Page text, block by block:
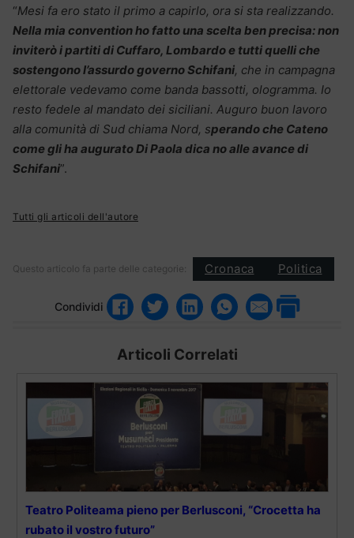
“Mesi fa ero stato il primo a capirlo, ora si sta realizzando.
Nella mia convention ho fatto una scelta ben precisa: non
inviterò i partiti di Cuffaro, Lombardo e tutti quelli che
sostengono l’assurdo governo Schifani, che in campagna
elettorale vedevamo come banda bassotti, ologramma. Io
resto fedele al mandato dei siciliani. Auguro buon lavoro
alla comunità di Sud chiama Nord, sperando che Cateno
come gli ha augurato Di Paola dica no alle avance di
Schifani”.
Tutti gli articoli dell'autore
Questo articolo fa parte delle categorie: Cronaca Politica
Condividi
Articoli Correlati
Teatro Politeama pieno per Berlusconi, “Crocetta ha
rubato il vostro futuro”